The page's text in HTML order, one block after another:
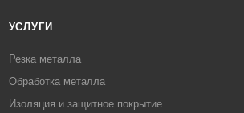
УСЛУГИ
Резка металла
Обработка металла
Изоляция и защитное покрытие